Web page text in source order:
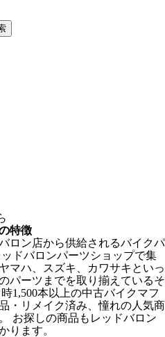
ロン店から供給されるバイクパ
ドバロンパーツショップで集
マハ、スズキ、カワサキといっ
パーツまでを取り揃えているそ
1,500本以上の中古バイクマフ
・リメイク済み、憧れの人気商
お探しの商品もレッドバロン
ります。